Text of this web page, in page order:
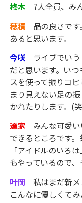
柊木 7人全員、み
穂積 品の良さです
あると思います。
今咲 ライブでいう
だと思います。い
スを使って振りコ
まり見えない足の
かれたりします。(
達家 みんな可愛い
できるところです
「アイドルのいろ
もやっているので、
叶岡 私はまだ新メ
こんなに優しくて